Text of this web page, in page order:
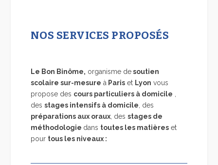
NOS SERVICES PROPOSÉS
Le Bon Binôme, organisme desoutien
scolaire sur-mesure à Pariset Lyon vous
propose des cours particuliers à domicile
des stages intensifs à domicile , des
préparations aux oraux, des stages de
méthodologie dans toutes lesmatièreset
pour tous lesniveaux :